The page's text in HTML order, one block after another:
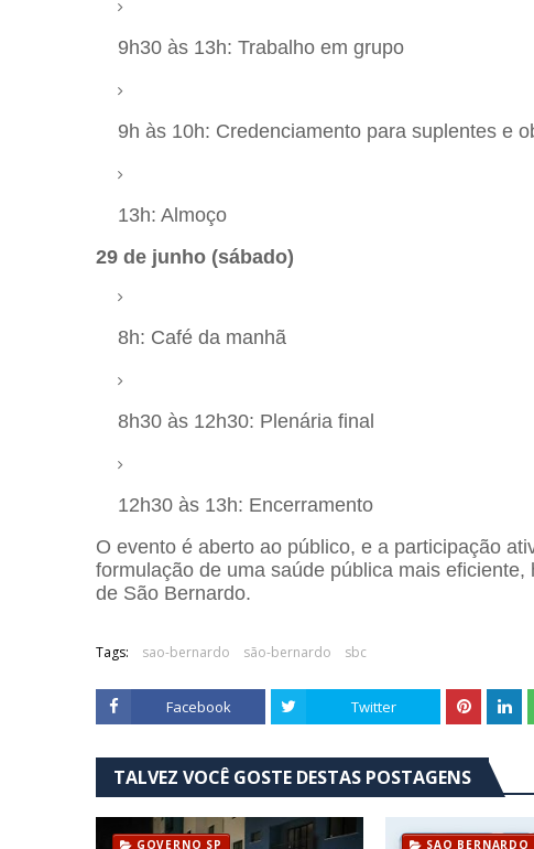
9h30 às 13h: Trabalho em grupo
9h às 10h: Credenciamento para suplentes e
13h: Almoço
29 de junho (sábado)
8h: Café da manhã
8h30 às 12h30: Plenária final
12h30 às 13h: Encerramento
O evento é aberto ao público, e a participação
formulação de uma saúde pública mais
de São Bernardo.
Tags: sao-bernardo são-bernardo sbc
Facebook Twitter
TALVEZ VOCÊ GOSTE DESTAS POSTAGENS
GOVERNO SP SAO BERNARDO